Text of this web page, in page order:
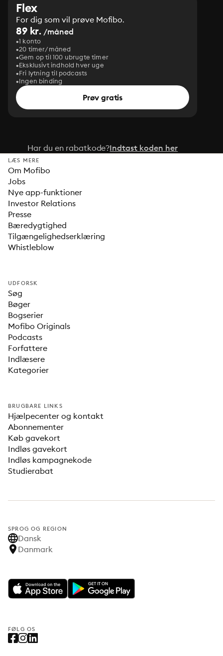
Flex
For dig som vil prøve Mofibo.
89 kr. /måned
1 konto
20 timer/måned
Gem op til 100 ubrugte timer
Eksklusivt indhold hver uge
Fri lytning til podcasts
Ingen binding
Prøv gratis
Har du en rabatkode?Indtast koden her
LÆS MERE
Om Mofibo
Jobs
Nye app-funktioner
Investor Relations
Presse
Bæredygtighed
Tilgængelighedserklæring
Whistleblow
UDFORSK
Søg
Bøger
Bogserier
Mofibo Originals
Podcasts
Forfattere
Indlæsere
Kategorier
BRUGBARE LINKS
Hjælpecenter og kontakt
Abonnementer
Køb gavekort
Indløs gavekort
Indløs kampagnekode
Studierabat
SPROG OG REGION
Dansk
Danmark
FØLG OS